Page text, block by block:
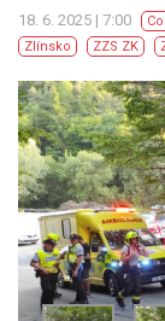
18. 6. 2025 | 7:00
Zlínsko
ZZS ZK